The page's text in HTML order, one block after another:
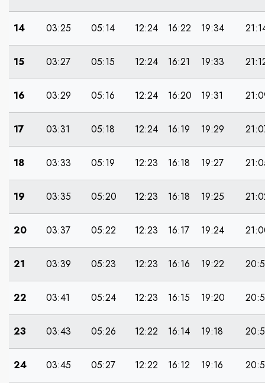
14 03:25 05:14 12:24 16:22 19:34
15 03:27 05:15 12:24 16:21 19:33
16 03:29 05:16 12:24 16:20 19:31
17 03:31 05:18 12:24 16:19 19:29
18 03:33 05:19 12:23 16:18 19:27
19 03:35 05:20 12:23 16:18 19:25
20 03:37 05:22 12:23 16:17 19:24
21 03:39 05:23 12:23 16:16 19:22
22 03:41 05:24 12:23 16:15 19:20
23 03:43 05:26 12:22 16:14 19:18
24 03:45 05:27 12:22 16:12 19:16